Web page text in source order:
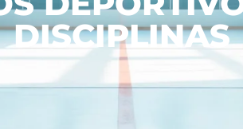
DISCIPLINAS